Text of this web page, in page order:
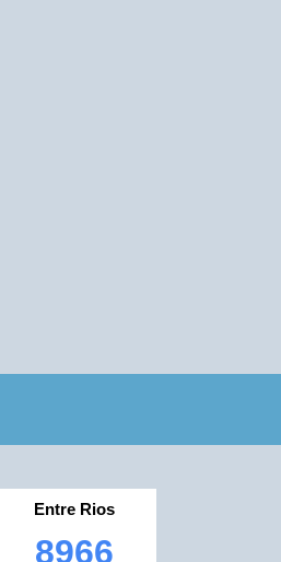
Entre Rios
8966